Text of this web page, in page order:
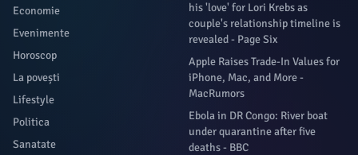
Economie
Evenimente
Horoscop
La povești
Lifestyle
Politica
Sanatate
his 'love' for Lori Krebs as
couple's relationship timeline is
revealed - Page Six
Apple Raises Trade-In Values for
iPhone, Mac, and More -
MacRumors
Ebola in DR Congo: River boat
under quarantine after five
deaths - BBC